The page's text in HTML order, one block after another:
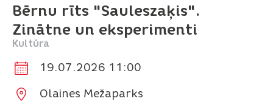
Bērnu rīts "Sauleszaķis".
Zinātne un eksperimenti
Kultūra
19.07.2026 11:00
Olaines Mežaparks